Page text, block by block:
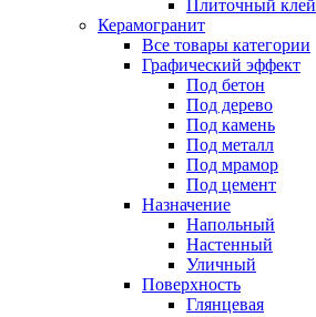
Плиточный клей
Керамогранит
Все товары категории
Графический эффект
Под бетон
Под дерево
Под камень
Под металл
Под мрамор
Под цемент
Назначение
Напольный
Настенный
Уличный
Поверхность
Глянцевая